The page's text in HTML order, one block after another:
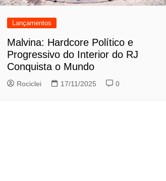
Lançamentos
Malvina: Hardcore Político e
Progressivo do Interior do RJ
Conquista o Mundo
Rociclei 17/11/2025 0